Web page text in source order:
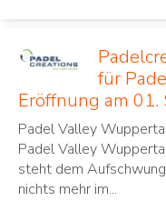
für
Eröffnung am
Padel Valley
Padel Valley
steht dem
nichts mehr im...